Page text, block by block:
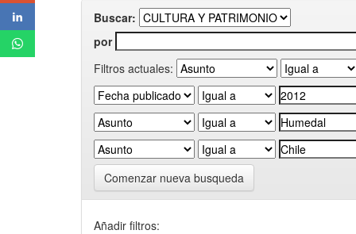
Buscar:
por
Filtros actuales:
Comenzar nueva busqueda
Añadir filtros: